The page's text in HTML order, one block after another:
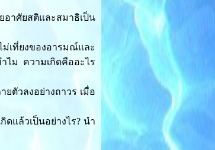
าศัยสติและสมาธิเป็น
เที่ยงของอารมณ์และ
ไม ความเกิดคืออะไร
ตัวลงอย่างถาวร เมื่อ
ดแล้วเป็นอย่างไร? นำ